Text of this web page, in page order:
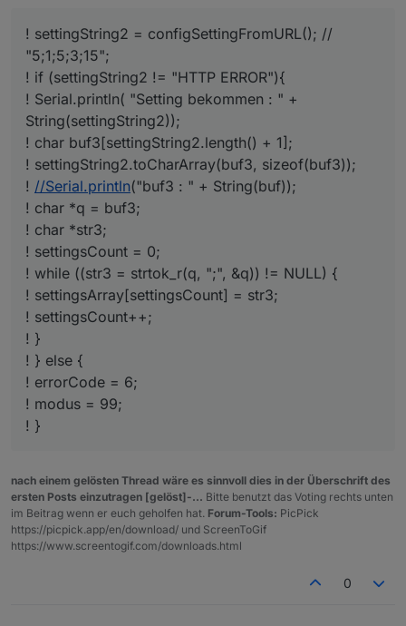
! settingString2 = configSettingFromURL(); //
"5;1;5;3;15";
! if (settingString2 != "HTTP ERROR"){
! Serial.println( "Setting bekommen : " +
String(settingString2));
! char buf3[settingString2.length() + 1];
! settingString2.toCharArray(buf3, sizeof(buf3));
! //Serial.println("buf3 : " + String(buf));
! char *q = buf3;
! char *str3;
! settingsCount = 0;
! while ((str3 = strtok_r(q, ";", &q)) != NULL) {
! settingsArray[settingsCount] = str3;
! settingsCount++;
! }
! } else {
! errorCode = 6;
! modus = 99;
! }
nach einem gelösten Thread wäre es sinnvoll dies in der Überschrift des
ersten Posts einzutragen [gelöst]-... Bitte benutzt das Voting rechts unten
im Beitrag wenn er euch geholfen hat. Forum-Tools: PicPick
https://picpick.app/en/download/ und ScreenToGif
https://www.screentogif.com/downloads.html
0